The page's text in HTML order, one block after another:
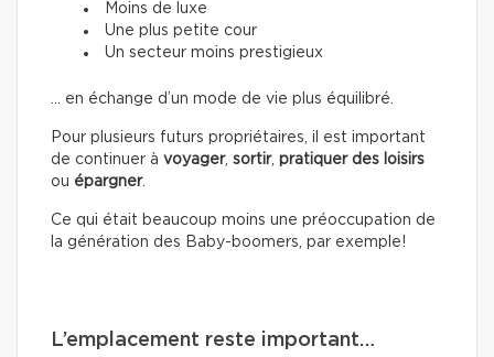
Moins de luxe
Une plus petite cour
Un secteur moins prestigieux
… en échange d’un mode de vie plus équilibré.
Pour plusieurs futurs propriétaires, il est important
de continuer à voyager, sortir, pratiquer des loisirs
ou épargner.
Ce qui était beaucoup moins une préoccupation de
la génération des Baby-boomers, par exemple!
L’emplacement reste important…